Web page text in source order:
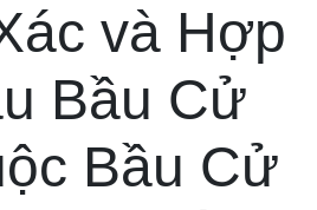
và Hợp
Bầu Cử
Bầu Cử